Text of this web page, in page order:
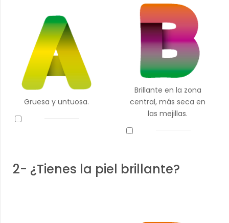
Gruesa y untuosa.
Brillante en la zona
central, más seca en
las mejillas.
2- ¿Tienes la piel brillante?